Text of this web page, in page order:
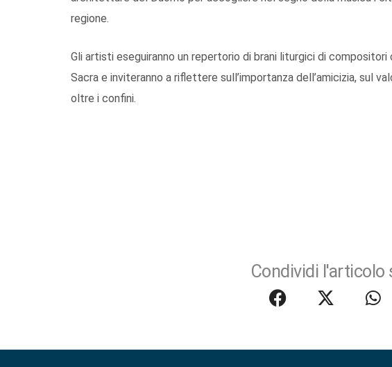
regione.
Gli artisti eseguiranno un repertorio di brani liturgici di
Sacra e inviteranno a riflettere sull’importanza dell’amicizia, sul
oltre i confini.
Condividi l'articolo